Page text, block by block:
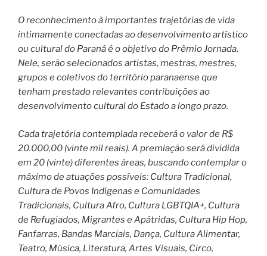
O reconhecimento à importantes trajetórias de vida
intimamente conectadas ao desenvolvimento artístico
ou cultural do Paraná é o objetivo do Prêmio Jornada.
Nele, serão selecionados artistas, mestras, mestres,
grupos e coletivos do território paranaense que
tenham prestado relevantes contribuições ao
desenvolvimento cultural do Estado a longo prazo.
Cada trajetória contemplada receberá o valor de R$
20.000,00 (vinte mil reais). A premiação será dividida
em 20 (vinte) diferentes áreas, buscando contemplar o
máximo de atuações possíveis: Cultura Tradicional,
Cultura de Povos Indígenas e Comunidades
Tradicionais, Cultura Afro, Cultura LGBTQIA+, Cultura
de Refugiados, Migrantes e Apátridas, Cultura Hip Hop,
Fanfarras, Bandas Marciais, Dança, Cultura Alimentar,
Teatro, Música, Literatura, Artes Visuais, Circo,